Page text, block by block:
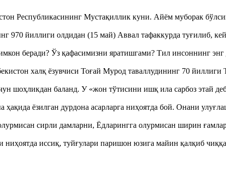
Республикасининг Мустақиллик куни. Айём муборак
970 йиллиги олдидан (15 май) Аввал тафаккурда туғилиб,
беради? Ўз қафасимизни яратишгами? Тил инсоннинг
халқ ёзувчиси Тоғай Мурод таваллудининг 70
шоҳликдан баланд. У «жон тўтисини ишқ ила сарбоз этай
ҳақида ёзилган дурдона асарларга ниҳоятда бой. Онани
сирли дамларни, Ёдларингга олурмисан ширин
ниҳоятда иссиқ, туйғулари паришон юзига майин қалқиб